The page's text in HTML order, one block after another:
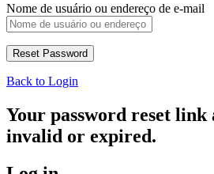
Nome de usuário ou endereço de e-mail
Back to Login
Your password reset link
invalid or expired.